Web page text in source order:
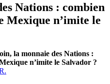
Nations : combien
Mexique n’imite le
la monnaie des Nations :
n’imite le Salvador ?